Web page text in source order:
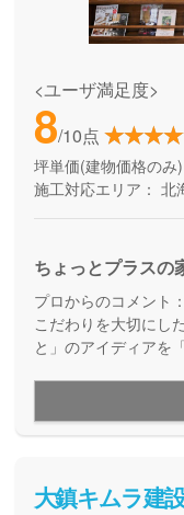
<ユーザ満足度>
8/10点
坪単価(建物価格のみ)
施工対応エリア： 北
ちょっとプラスの
プロからのコメント：
こだわりを大切にし
と」のアイディアを
大鎮キムラ建